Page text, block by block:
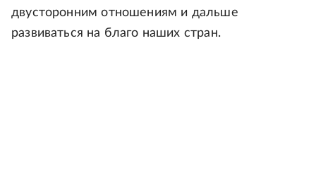
двусторонним отношениям и дальше
развиваться на благо наших стран.